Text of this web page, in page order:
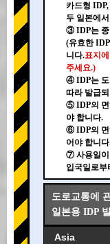
카드형
두 일본에
③ IDP는 종
(유효한
니다.표지
주세요.)
④ IDP는 도
따라 발급
⑤ IDP의 면
야 합니다.
⑥ IDP의 면
어야 합니
⑦ 사용일이
입국일로부
도로교통에
일본용 IDP
Asia